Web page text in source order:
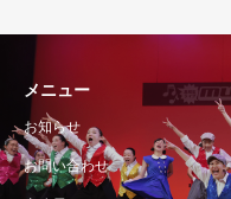
メニュー
お知らせ
お問い合わせ